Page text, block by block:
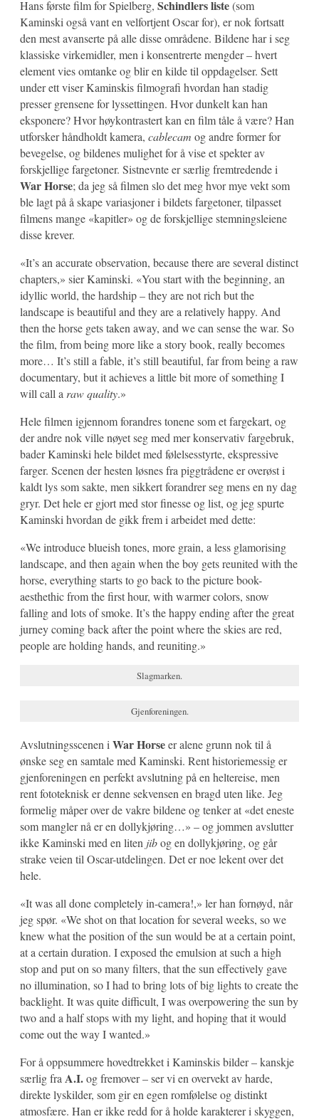
Hans første film for Spielberg, Schindlers liste(som
Kaminski også vant en velfortjent Oscar for), er nok fortsatt
den mest avanserte på alle disse områdene. Bildene har i seg
klassiske virkemidler, men i konsentrerte mengder – hvert
element vies omtanke og blir en kilde til oppdagelser. Sett
under ett viser Kaminskis filmografi hvordan han stadig
presser grensene for lyssettingen. Hvor dunkelt kan han
eksponere? Hvor høykontrastert kan en film tåle å være? Han
utforsker håndholdt kamera, cablecam og andre former for
bevegelse, og bildenes mulighet for å vise et spekter av
forskjellige fargetoner. Sistnevnte er særlig fremtredende i
War Horse; da jeg så filmen slo det meg hvor mye vekt som
ble lagt på å skape variasjoner i bildets fargetoner, tilpasset
filmens mange «kapitler» og de forskjellige stemningsleiene
disse krever.
«It’s an accurate observation, because there are several distinct
chapters,» sier Kaminski. «You start with the beginning, an
idyllic world, the hardship – they are not rich but the
landscape is beautiful and they are a relatively happy. And
then the horse gets taken away, and we can sense the war. So
the film, from being more like a story book, really becomes
more… It’s still a fable, it’s still beautiful, far from being a raw
documentary, but it achieves a little bit more of something I
will call a raw quality.»
Hele filmen igjennom forandres tonene som et fargekart, og
der andre nok ville nøyet seg med mer konservativ fargebruk,
bader Kaminski hele bildet med følelsesstyrte, ekspressive
farger. Scenen der hesten løsnes fra piggtrådene er overøst i
kaldt lys som sakte, men sikkert forandrer seg mens en ny dag
gryr. Det hele er gjort med stor finesse og list, og jeg spurte
Kaminski hvordan de gikk frem i arbeidet med dette:
«We introduce blueish tones, more grain, a less glamorising
landscape, and then again when the boy gets reunited with the
horse, everything starts to go back to the picture book-
aesthethic from the first hour, with warmer colors, snow
falling and lots of smoke. It’s the happy ending after the great
jurney coming back after the point where the skies are red,
people are holding hands, and reuniting.»
Slagmarken.
Gjenforeningen.
Avslutningsscenen iWar Horseer alene grunn nok til å
ønske seg en samtale med Kaminski. Rent historiemessig er
gjenforeningen en perfekt avslutning på en heltereise, men
rent fototeknisk er denne sekvensen en bragd uten like. Jeg
formelig måper over de vakre bildene og tenker at «det eneste
som mangler nå er en dollykjøring…» – og jommen avslutter
ikke Kaminski med en liten jibog en dollykjøring, og går
strake veien til Oscar-utdelingen. Det er noe lekent over det
hele.
«It was all done completely in-camera!,» ler han fornøyd, når
jeg spør. «We shot on that location for several weeks, so we
knew what the position of the sun would be at a certain point,
at a certain duration. I exposed the emulsion at such a high
stop and put on so many filters, that the sun effectively gave
no illumination, so I had to bring lots of big lights to create the
backlight. It was quite difficult, I was overpowering the sun by
two and a half stops with my light, and hoping that it would
come out the way I wanted.»
For å oppsummere hovedtrekket i Kaminskis bilder – kanskje
særlig fraA.I.og fremover – ser vi en overvekt av harde,
direkte lyskilder, som gir en egen romfølelse og distinkt
atmosfære. Han er ikke redd for å holde karakterer i skyggen,